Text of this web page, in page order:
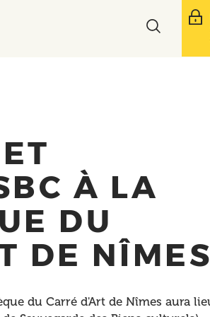
Toggle
À LA
DU
DE NÎMES
du Carré d'Art de Nîmes aura